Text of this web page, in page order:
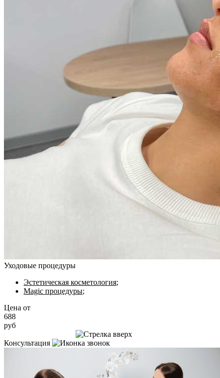
Уходовые процедуры
Эстетическая косметология;
Magic процедуры;
Цена от
688
руб
Консультация